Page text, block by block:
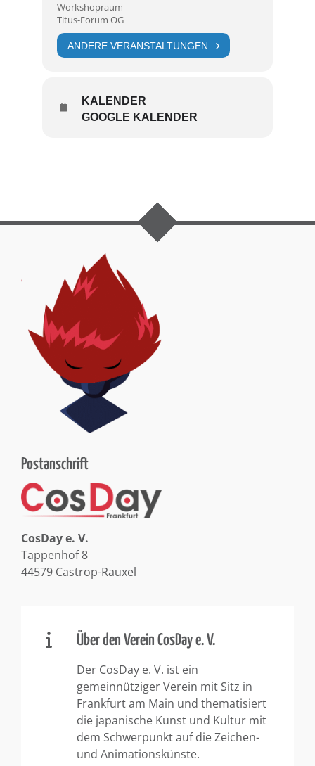
Workshopraum
Titus-Forum OG
ANDERE VERANSTALTUNGEN
KALENDER
GOOGLE KALENDER
Postanschrift
CosDay e. V.
Tappenhof 8
44579 Castrop-Rauxel
Über den Verein CosDay e. V.
Der CosDay e. V. ist ein
gemeinnütziger Verein mit Sitz in
Frankfurt am Main und thematisiert
die japanische Kunst und Kultur mit
dem Schwerpunkt auf die Zeichen-
und Animationskünste.